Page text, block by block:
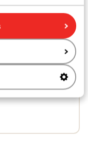
stad är ca 17
m